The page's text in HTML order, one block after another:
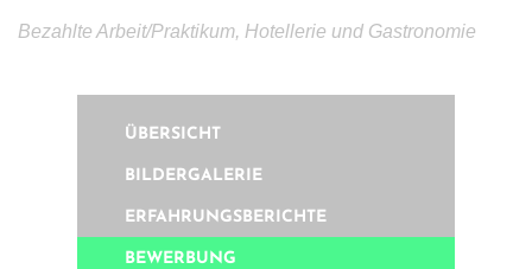
Bezahlte Arbeit/Praktikum, Hotellerie und Gastronomie
ÜBERSICHT
BILDERGALERIE
ERFAHRUNGSBERICHTE
BEWERBUNG